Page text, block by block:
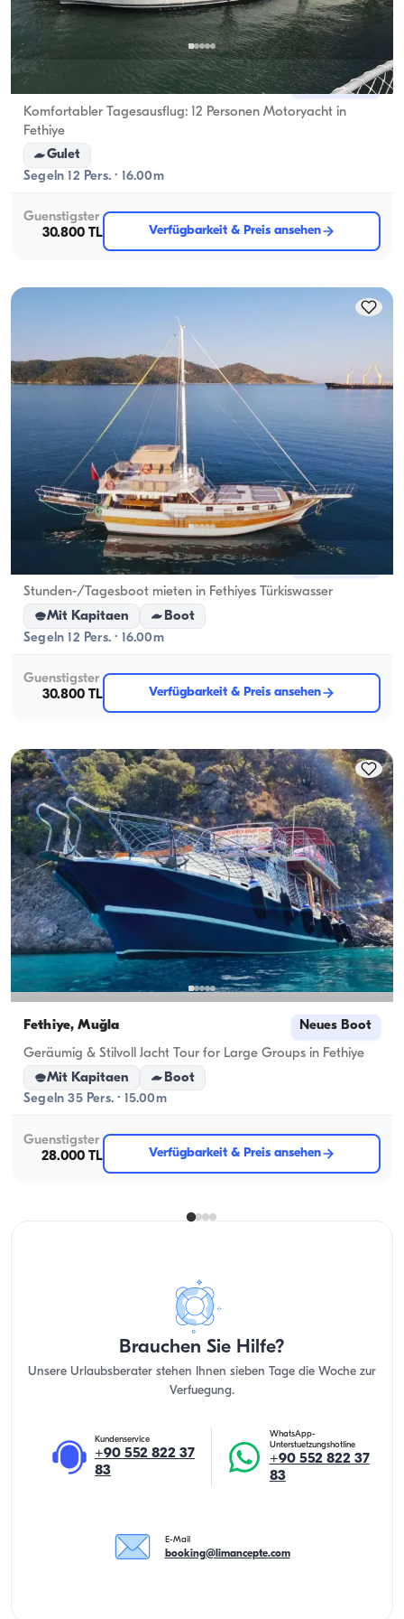
Fethiye, Muğla Neues Boot
Komfortabler Tagesausflug: 12 Personen Motoryacht in
Fethiye
Gulet
Segeln 12 Pers. · 16.00m
Guenstigster
30.800 TL
Verfügbarkeit & Preis ansehen
Fethiye, Muğla
Stunden-/Tagesboot mieten in Fethiyes Türkiswasser
Mit Kapitaen
Boot
Segeln 12 Pers. · 16.00m
Guenstigster
30.800 TL
Verfügbarkeit & Preis ansehen
Fethiye, Muğla Neues Boot
Geräumig & Stilvoll Jacht Tour for Large Groups in Fethiye
Mit Kapitaen
Boot
Segeln 35 Pers. · 15.00m
Guenstigster
28.000 TL
Verfügbarkeit & Preis ansehen
Brauchen Sie Hilfe?
Unsere Urlaubsberater stehen Ihnen sieben Tage die Woche zur
Verfuegung.
Kundenservice
+90 552 822 37
83
WhatsApp-
Unterstuetzungshotline
+90 552 822 37
83
E-Mail
booking@limancepte.com